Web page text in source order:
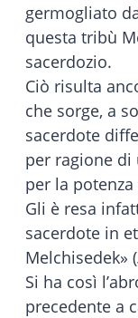
germogliato
questa tribù
sacerdozio.
Ciò risulta
che sorge, a
sacerdote
per ragione di
per la
Gli è resa
sacerdote in
Melchisedek» (
Si ha così
precedente a